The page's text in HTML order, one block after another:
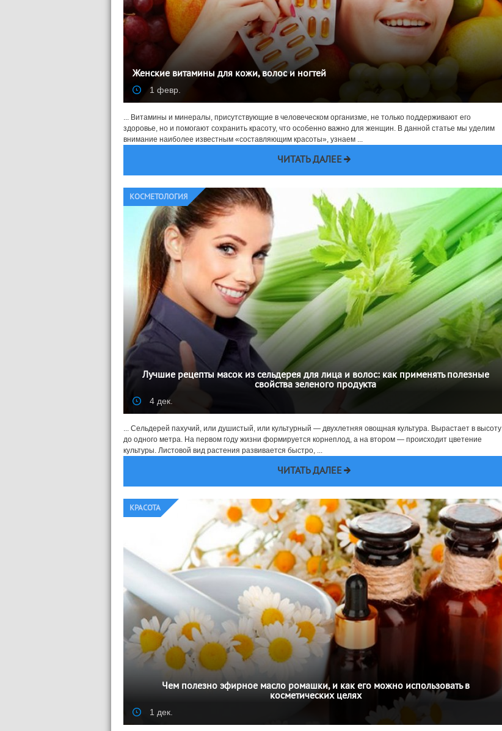
Женские витамины для кожи, волос и ногтей
1 февр.
... Витамины и минералы, присутствующие в человеческом организме, не только поддерживают его
здоровье, но и помогают сохранить красоту, что особенно важно для женщин. В данной статье мы уделим
внимание наиболее известным «составляющим красоты», узнаем ...
ЧИТАТЬ ДАЛЕЕ
КОСМЕТОЛОГИЯ
Лучшие рецепты масок из сельдерея для лица и волос: как применять полезные
свойства зеленого продукта
4 дек.
... Сельдерей пахучий, или душистый, или культурный — двухлетняя овощная культура. Вырастает в высоту
до одного метра. На первом году жизни формируется корнеплод, а на втором — происходит цветение
культуры. Листовой вид растения развивается быстро, ...
ЧИТАТЬ ДАЛЕЕ
КРАСОТА
Чем полезно эфирное масло ромашки, и как его можно использовать в
косметических целях
1 дек.